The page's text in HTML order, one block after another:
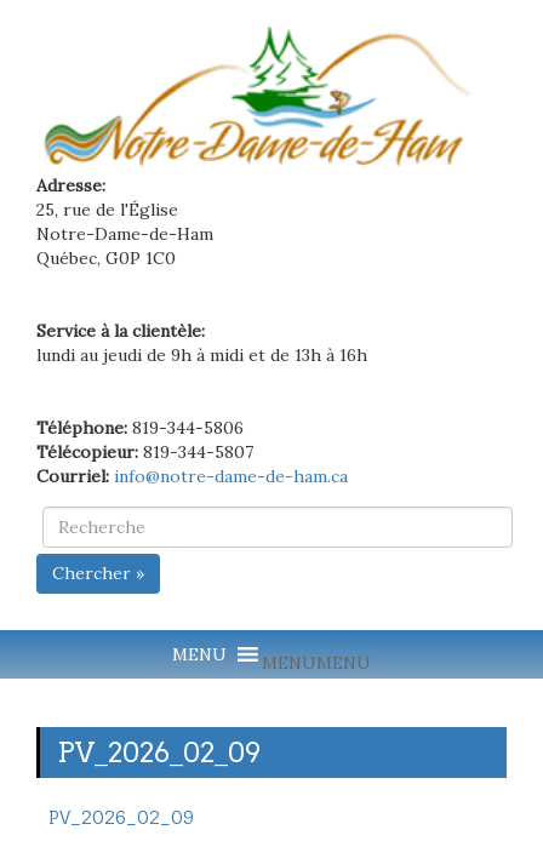
Adresse:
25, rue de l'Église
Notre-Dame-de-Ham
Québec, G0P 1C0
Service à la clientèle:
lundi au jeudi de 9h à midi et de 13h à 16h
Téléphone: 819-344-5806
Télécopieur: 819-344-5807
Courriel: info@notre-dame-de-ham.ca
Chercher »
MENUMENU
PV_2026_02_09
PV_2026_02_09